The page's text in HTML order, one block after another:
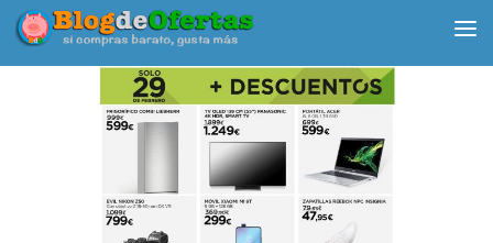
Debajo del contenido